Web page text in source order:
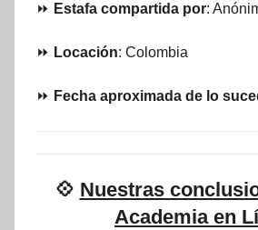
⏩ Estafa compartida por:
⏩ Locación: Colombia
⏩ Fecha aproximada de lo
💠 Nuestras
Academia en